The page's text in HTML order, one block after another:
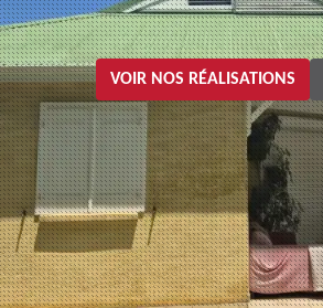
VOIR NOS RÉALISATIONS